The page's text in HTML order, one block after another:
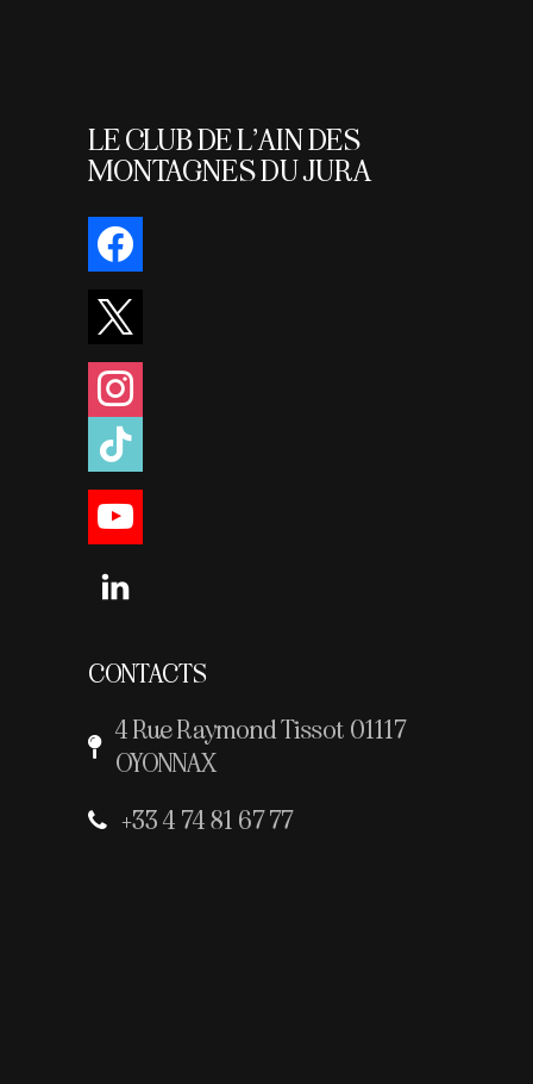
LE CLUB DE L’AIN DES
MONTAGNES DU JURA
facebook
instagram
tiktok
youtube
CONTACTS
4 Rue Raymond Tissot 01117
OYONNAX
+33 4 74 81 67 77